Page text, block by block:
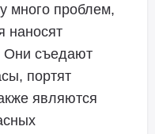
много проблем,
наносят
Они съедают
портят
являются